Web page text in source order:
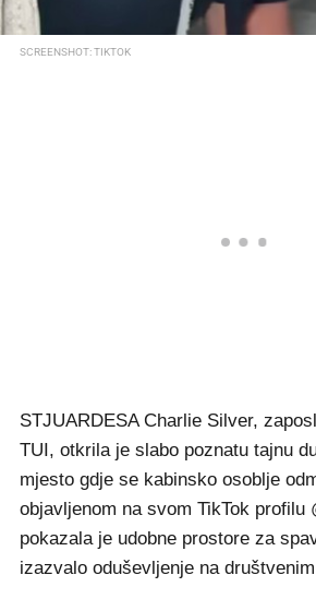
SCREENSHOT: TIKTOK
STJUARDESA Charlie Silver,
TUI, otkrila je slabo poznatu tajnu
mjesto gdje se kabinsko osoblje
objavljenom na svom TikTok profilu
pokazala je udobne prostore za
izazvalo oduševljenje na